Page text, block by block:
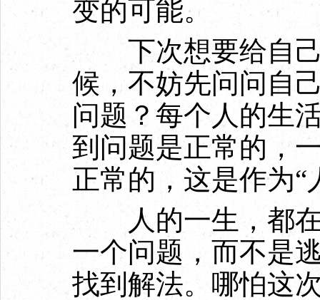
变的可能。
下次想要给自己“
候，不妨先问问自
问题？每个人的生
到问题是正常的，
正常的，这是作为“
人的一生，都在
一个问题，而不是
找到解法。哪怕这